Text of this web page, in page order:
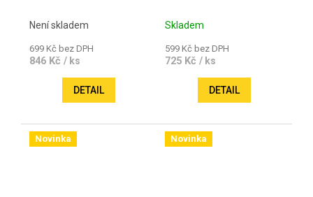
Není skladem
699 Kč bez DPH
846 Kč / ks
DETAIL
Skladem
599 Kč bez DPH
725 Kč / ks
DETAIL
Novinka Novinka